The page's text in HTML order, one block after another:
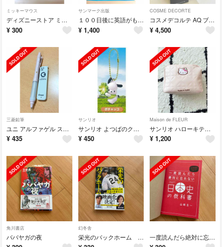
ミッキーマウス
ディズニーストア ミッキーマウス ヘアアクセサリー シュシュ メタルモチーフ
¥ 300
サンマーク出版
１００日後に英語がものになる１日１０分 ネイティブ英語書き写し
¥ 1,400
COSME DECORTE
コスメデコルテ AQ ブースティング トリートメント ヘアセラム
¥ 4,500
三菱鉛筆
ユニ アルファゲル スイッチ 0.3mm コットンピンク パイロット シャー芯
¥ 435
サンリオ
サンリオ よつばのクローバーマスコット ポチャッコ ガチャガチャ
¥ 450
Maison de FLEUR
サンリオ ハローキティ メゾンドフルール コラボ ピンク ポーチ
¥ 1,200
角川書店
ババヤガの夜
幻冬舎
栄光のバックホーム 横田慎太郎、永遠の背番号２４ 一度読んだら絶対に忘れない日本史の教科書